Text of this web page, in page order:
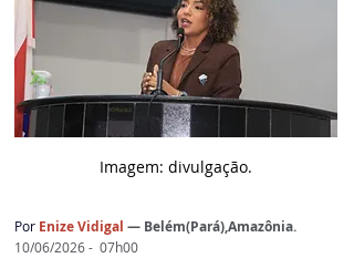
Imagem: divulgação.
Por Enize Vidigal — Belém(Pará),Amazônia.
10/06/2026 -  07h00